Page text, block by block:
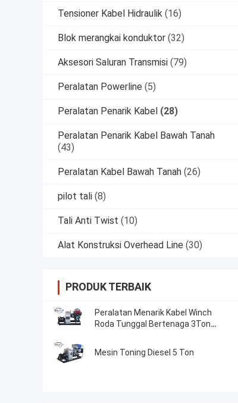
Tensioner Kabel Hidraulik (16)
Blok merangkai konduktor (32)
Aksesori Saluran Transmisi (79)
Peralatan Powerline (5)
Peralatan Penarik Kabel (28)
Peralatan Penarik Kabel Bawah Tanah
(43)
Peralatan Kabel Bawah Tanah (26)
pilot tali (8)
Tali Anti Twist (10)
Alat Konstruksi Overhead Line (30)
PRODUK TERBAIK
Peralatan Menarik Kabel Winch
Roda Tunggal Bertenaga 3Ton
Mesin Toning Diesel 5 Ton